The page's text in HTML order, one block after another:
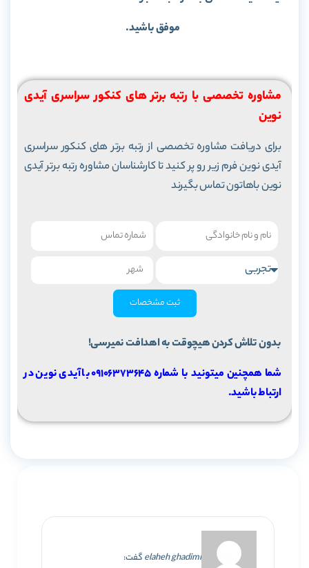
موفق باشید.
مشاوره تخصصی با رتبه برتر های کنکور سراسری آیدی
نوین
برای دریافت مشاوره تخصصی از رتبه برتر های کنکور سراسری
آیدی نوین فرم زیر رو پر کنید تا کارشناسان مشاوره رتبه برتر آیدی
نوین باهاتون تماس بگیرند
ثبت مشخصات
بدون تلاش کردن هیچوقت به اهدافت نمیرسی!
شما همچنین میتونید با شماره 09106373645 با آیدی نوین در
ارتباط باشید.
elaheh ghadimiگفت: